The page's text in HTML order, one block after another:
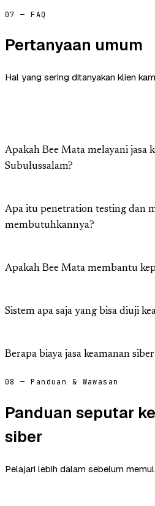
07 — FAQ
Pertanyaan umum
Hal yang sering ditanyakan klien
Apakah Bee Mata melayani jasa
Subulussalam?
Apa itu penetration testing dan
membutuhkannya?
Apakah Bee Mata membantu
Sistem apa saja yang bisa diuji
Berapa biaya jasa keamanan
08 — Panduan & Wawasan
Panduan seputar
siber
Pelajari lebih dalam sebelum